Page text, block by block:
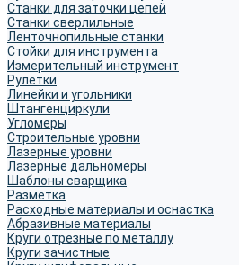
Станки для заточки цепей
Станки сверлильные
Ленточнопильные станки
Стойки для инструмента
Измерительный инструмент
Рулетки
Линейки и угольники
Штангенциркули
Угломеры
Строительные уровни
Лазерные уровни
Лазерные дальномеры
Шаблоны сварщика
Разметка
Расходные материалы и оснастка
Абразивные материалы
Круги отрезные по металлу
Круги зачистные